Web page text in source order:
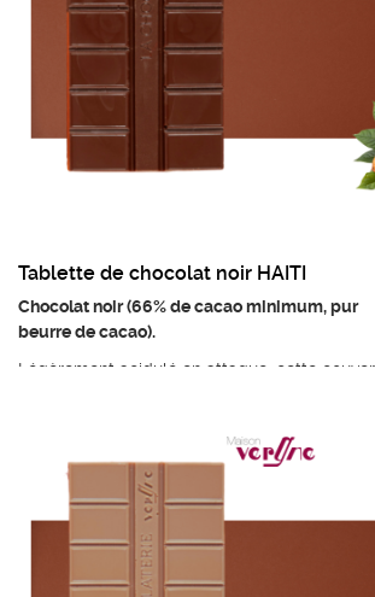
Tablette de chocolat noir HAITI
Chocolat noir (66% de cacao minimum, pur
beurre de cacao).
Légèrement acidulé en attaque, cette
Ingrédients : fèves de cacao de Haïti, sucre,
beurre de cacao, émulsifiant: lécithine de
extrait naturel de vanille.
Poids mini : 95g